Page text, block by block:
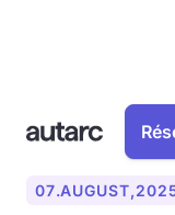
07.AUGUST,